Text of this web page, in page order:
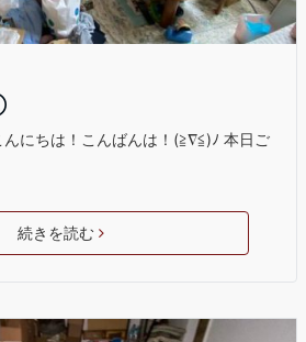
にちは！こんばんは！(≧∇≦)ﾉ 本日ご
続きを読む